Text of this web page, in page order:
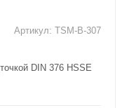
Артикул: TSM-B-307
DIN 376 HSSE